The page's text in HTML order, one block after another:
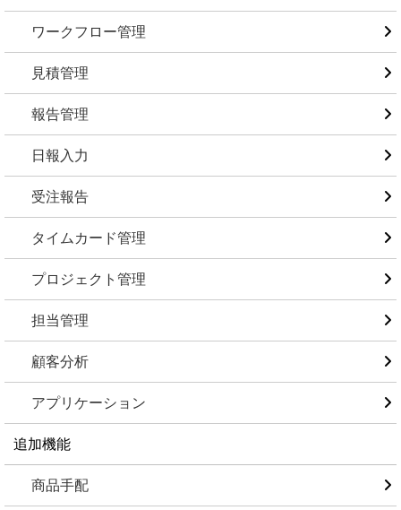
ワークフロー管理
見積管理
報告管理
日報入力
受注報告
タイムカード管理
プロジェクト管理
担当管理
顧客分析
アプリケーション
追加機能
商品手配